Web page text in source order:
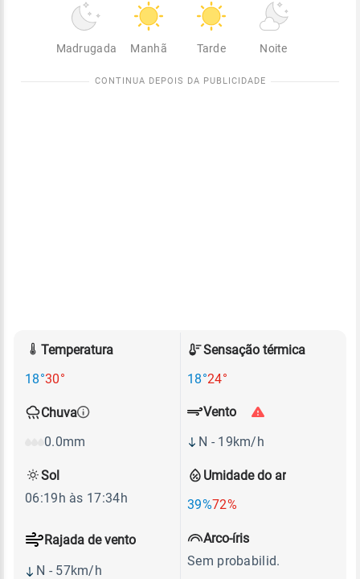
Madrugada Manhã Tarde Noite
Temperatura
18°30°
Sensação térmica
18°24°
Chuva
0.0mm
Umidade do ar
39%72%
Vento
N - 19km/h
Rajada de vento
N - 57km/h
Sol
06:19h às 17:34h
Arco-íris
Sem probabilid.